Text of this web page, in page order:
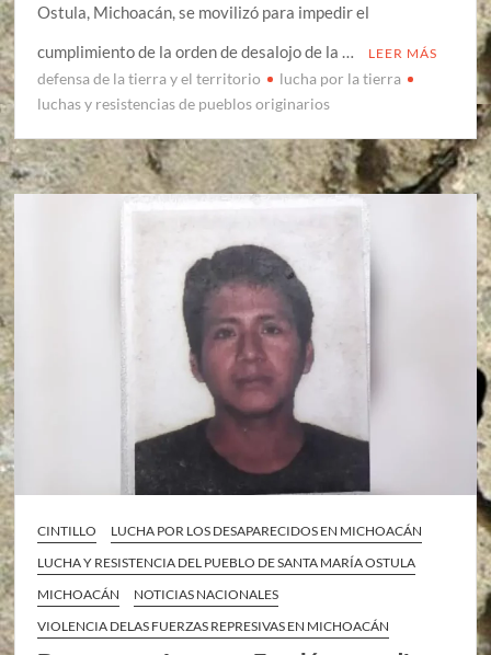
Ostula, Michoacán, se movilizó para impedir el
cumplimiento de la orden de desalojo de la …
LEER MÁS
defensa de la tierra y el territorio
lucha por la tierra
luchas y resistencias de pueblos originarios
CINTILLO
LUCHA POR LOS DESAPARECIDOS EN MICHOACÁN
LUCHA Y RESISTENCIA DEL PUEBLO DE SANTA MARÍA OSTULA
MICHOACÁN
NOTICIAS NACIONALES
VIOLENCIA DELAS FUERZAS REPRESIVAS EN MICHOACÁN